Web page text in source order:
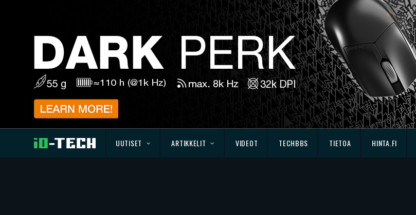
UUTISET ARTIKKELIT VIDEOT TECHBBS TIETOA HINTA.FI